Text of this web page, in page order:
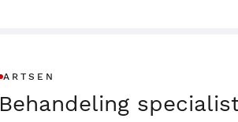
ARTSEN
Behandeling